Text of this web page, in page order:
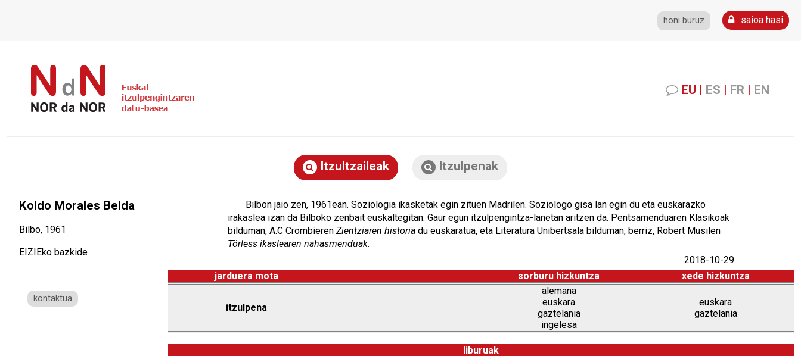
honi buruz saioa hasi
EU | ES | FR | EN
Itzultzaileak Itzulpenak
Koldo Morales Belda
Bilbo, 1961
EIZIEko bazkide
kontaktua
Bilbon jaio zen, 1961ean. Soziologia ikasketak egin zituen Madrilen. Soziologo gisa lan egin du eta euskarazko
irakaslea izan da Bilboko zenbait euskaltegitan. Gaur egun itzulpengintza-lanetan aritzen da. Pentsamenduaren Klasikoak
bilduman, A.C Crombieren Zientziaren historia du euskaratua, eta Literatura Unibertsala bilduman, berriz, Robert Musilen
Törless ikaslearen nahasmenduak.
2018-10-29
jarduera mota
sorburu hizkuntza xede hizkuntza
itzulpena
alemana
euskara
gaztelania
ingelesa
euskara
gaztelania
liburuak